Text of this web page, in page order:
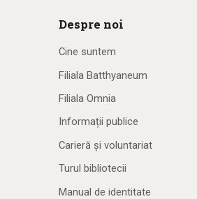
Despre noi
Cine suntem
Filiala Batthyaneum
Filiala Omnia
Informații publice
Carieră și voluntariat
Turul bibliotecii
Manual de identitate